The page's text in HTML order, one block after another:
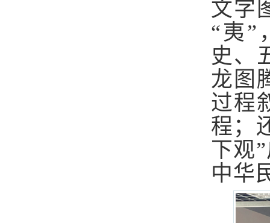
文字
“夷”
史、
龙图
过程
程 ；
下观”
中华